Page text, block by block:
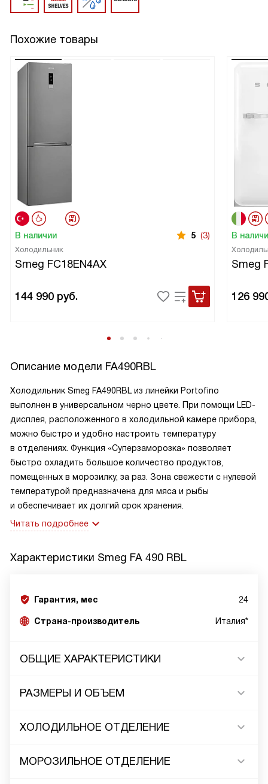
Похожие товары
В наличии 5 (3)
Холодильник
Smeg FC18EN4AX
144 990 руб.
В
Smeg
126
Описание модели FA490RBL
Холодильник Smeg FA490RBL из линейки Portofino
выполнен в универсальном черно цвете. При помощи LED-
дисплея, расположенного в холодильной камере прибора,
можно быстро и удобно настроить температуру
в отделениях. Функция «Суперзаморозка» позволяет
быстро охладить большое количество продуктов,
помещенных в морозилку, за раз. Зона свежести с нулевой
температурой предназначена для мяса и рыбы
и обеспечивает их долгий срок хранения.
Читать подробнее
Характеристики Smeg FA 490 RBL
Гарантия, мес 24
Страна-производитель Италия*
ОБЩИЕ ХАРАКТЕРИСТИКИ
РАЗМЕРЫ И ОБЪЕМ
ХОЛОДИЛЬНОЕ ОТДЕЛЕНИЕ
МОРОЗИЛЬНОЕ ОТДЕЛЕНИЕ